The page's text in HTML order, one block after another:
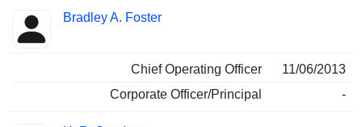
Bradley A. Foster
Chief Operating Officer
11/06/2013
Corporate Officer/Principal
-